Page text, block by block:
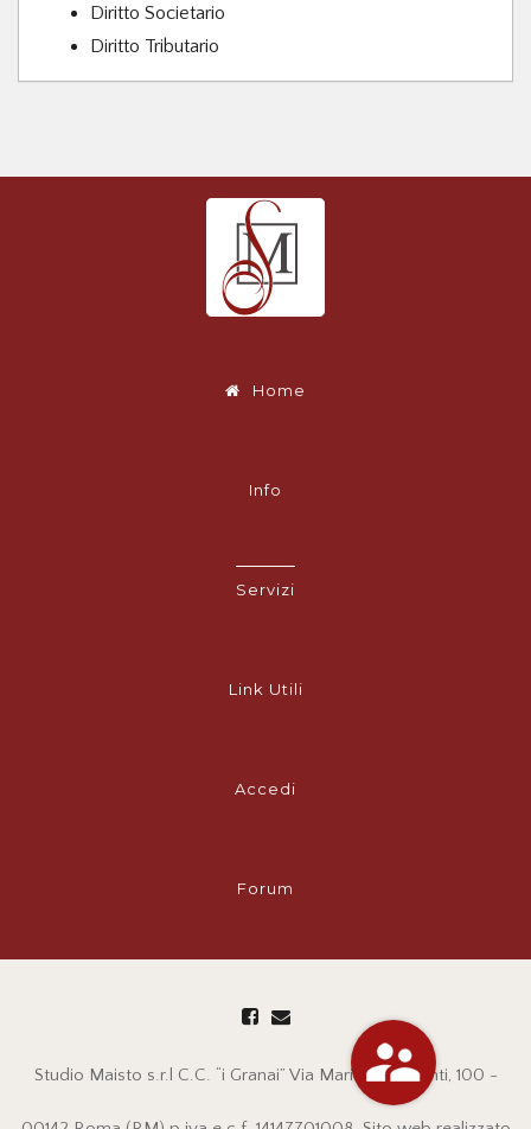
Diritto Societario
Diritto Tributario
Home
Info
Servizi
Link Utili
Accedi
Forum
Studio Maisto s.r.l C.C. “i Granai” Via Mario Rigamonti, 100 -